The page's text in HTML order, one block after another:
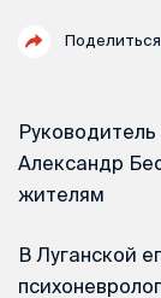
Поделиться
Александр
жителям
В Луганской